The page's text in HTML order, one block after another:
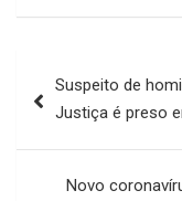
de
Suspeito de
Justiça é preso
Novo